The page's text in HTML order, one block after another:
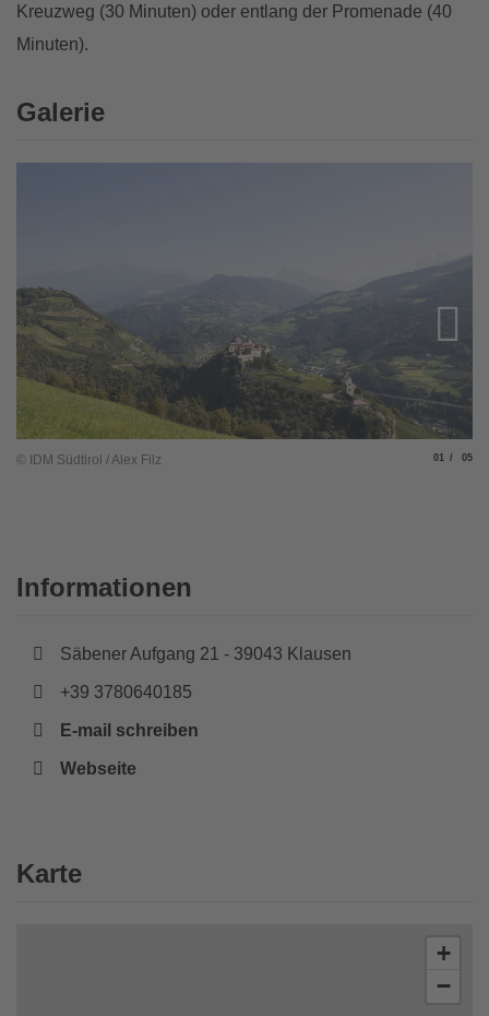
Kreuzweg (30 Minuten) oder entlang der Promenade (40
Minuten).
Galerie
© IDM Südtirol / Alex Filz Slide
01 von
05
Informationen
Ortschaft:Säbener Aufgang 21 - 39043 Klausen
Telefonnummer:
+39 3780640185
E-mail schreiben
Website:
Webseite
Karte
+
−